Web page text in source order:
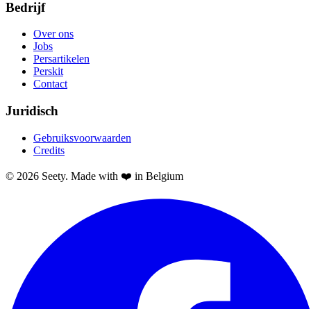
Bedrijf
Over ons
Jobs
Persartikelen
Perskit
Contact
Juridisch
Gebruiksvoorwaarden
Credits
© 2026 Seety. Made with ❤️ in Belgium